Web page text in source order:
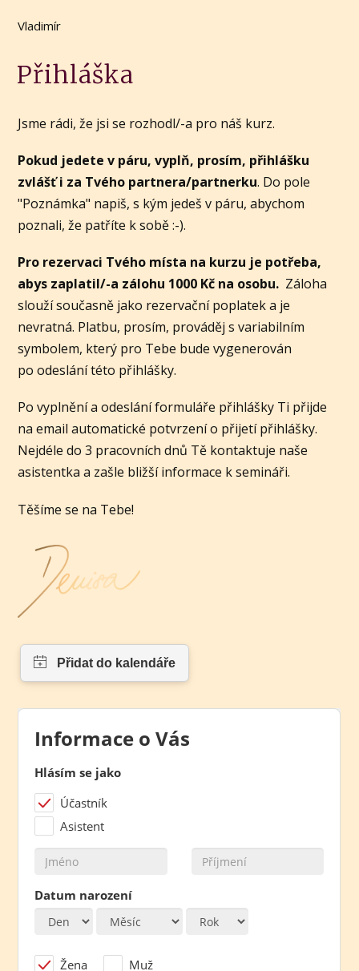
Vladimír
Přihláška
Jsme rádi, že jsi se rozhodl/-a pro náš kurz.
Pokud jedete v páru, vyplň, prosím, přihlášku
zvlášť i za Tvého partnera/partnerku. Do pole
"Poznámka" napiš, s kým jedeš v páru, abychom
poznali, že patříte k sobě :-).
Pro rezervaci Tvého místa na kurzu je potřeba,
abys zaplatil/-a zálohu 1000 Kč na osobu. Záloha
slouží současně jako rezervační poplatek a je
nevratná. Platbu, prosím, prováděj s variabilním
symbolem, který pro Tebe bude vygenerován
po odeslání této přihlášky.
Po vyplnění a odeslání formuláře přihlášky Ti přijde
na email automatické potvrzení o přijetí přihlášky.
Nejdéle do 3 pracovních dnů Tě kontaktuje naše
asistentka a zašle bližší informace k semináři.
Těšíme se na Tebe!